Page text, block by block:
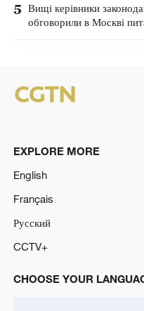
5 Вищі керівники
обговорили в Москві
EXPLORE MORE
English
Français
Русский
CCTV+
CHOOSE YOUR